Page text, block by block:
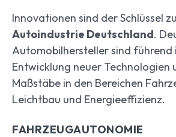
Innovationen sind der Schlüssel
Autoindustrie Deutschland.
Automobilhersteller sind führend
Entwicklung neuer Technologien
Maßstäbe in den Bereichen
Leichtbau und Energieeffizienz.
FAHRZEUGAUTONOMIE